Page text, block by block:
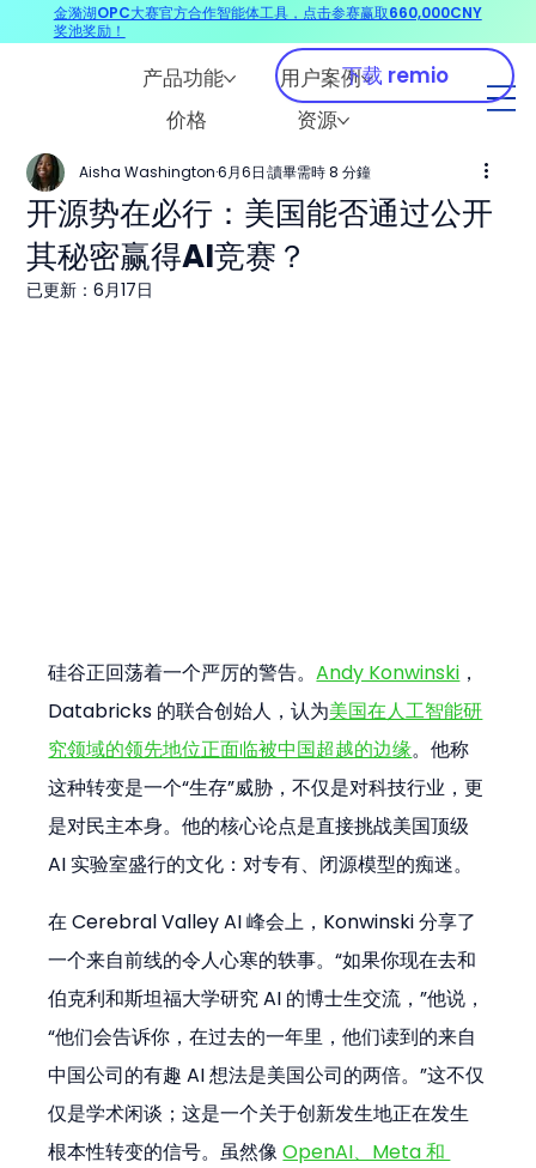
产品功能
用户案例
价格
资源
下载 remio
开源势在必行：美国能否通过公开
其秘密赢得AI竞赛？
Aisha Washington 6月6日 讀畢需時 8 分鐘
已更新：6月17日
硅谷正回荡着一个严厉的警告。Andy Konwinski ，
Databricks 的联合创始人，认为美国在人工智能研
究领域的领先地位正面临被中国超越的边缘。他称
这种转变是一个“生存”威胁，不仅是对科技行业，更
是对民主本身。他的核心论点是直接挑战美国顶级
AI 实验室盛行的文化：对专有、闭源模型的痴迷。
在 Cerebral Valley AI 峰会上，Konwinski 分享了
一个来自前线的令人心寒的轶事。“如果你现在去和
伯克利和斯坦福大学研究 AI 的博士生交流，”他说，
“他们会告诉你，在过去的一年里，他们读到的来自
中国公司的有趣 AI 想法是美国公司的两倍。”这不仅
仅是学术闲谈；这是一个关于创新发生地正在发生
根本性转变的信号。虽然像 OpenAI、Meta 和
金漪湖OPC大赛官方合作智能体工具，点击参赛赢取660,000CNY
奖池奖励！